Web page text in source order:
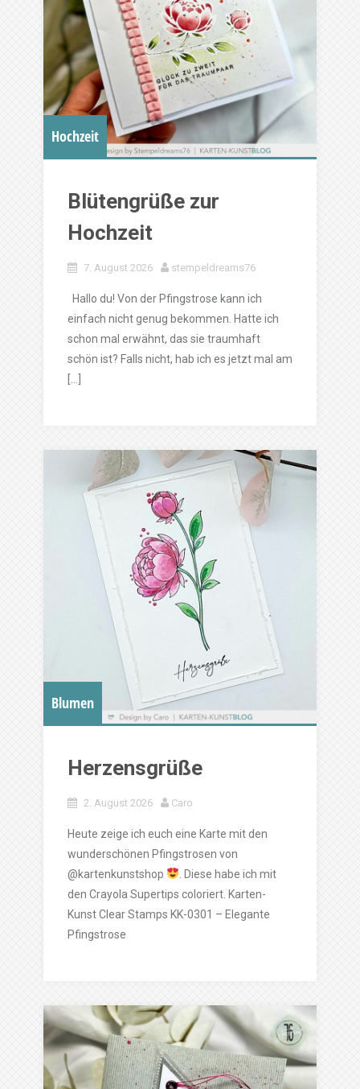
Hochzeit
Blütengrüße zur
Hochzeit
7. August 2026 stempeldreams76
Hallo du! Von der Pfingstrose kann ich
einfach nicht genug bekommen. Hatte ich
schon mal erwähnt, das sie traumhaft
schön ist? Falls nicht, hab ich es jetzt mal am
Blumen
Herzensgrüße
2. August 2026 Caro
Heute zeige ich euch eine Karte mit den
wunderschönen Pfingstrosen von
@kartenkunstshop
. Diese habe ich mit
den Crayola Supertips coloriert. Karten-
Kunst Clear Stamps KK-0301 – Elegante
Pfingstrose